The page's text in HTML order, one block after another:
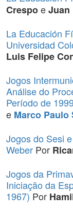
CrespoeJuan
La Educación
Universidad
Luis Felipe
Jogos
Análise do
Período de
e Marco Paulo
Jogos do Sesi
Weber Por
Jogos da
Iniciação da
1967) Por